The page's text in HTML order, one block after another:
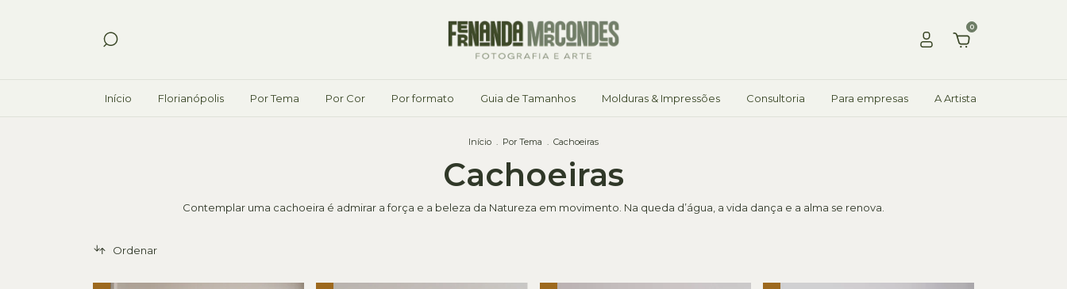
0
Início Florianópolis Por Tema Por Cor Por formato Guia de Tamanhos Molduras & Impressões Consultoria Para empresas A Artista
Início . Por Tema . Cachoeiras
Cachoeiras
Contemplar uma cachoeira é admirar a força e a beleza da Natureza em movimento. Na queda d’água, a vida dança e a alma se renova.
Ordenar